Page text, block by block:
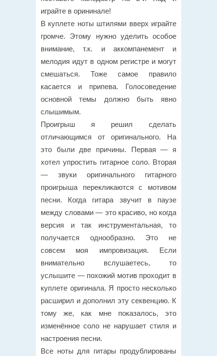
играйте в орининале!
В куплете ноты штилями вверх играйте
громче. Этому нужно уделить особое
внимание, т.к. и аккомпанемент и
мелодия идут в одном регистре и могут
смешаться. Тоже самое правило
касается и припева. Голосоведение
основной темы должно быть явно
слышимым.
Проигрыш я решил сделать
отличающимся от оригинального. На
это были две причины. Первая — я
хотел упростить гитарное соло. Вторая
— звуки оригинального гитарного
проигрыша перекликаются с мотивом
песни. Когда гитара звучит в паузе
между словами — это красиво, но когда
версия и так инструментальная, то
получается однообразно. Это не
совсем моя импровизация. Если
внимательно вслушаетесь, то
услышите — похожий мотив проходит в
куплете оригинала. Я просто несколько
расширил и дополнил эту секвенцию. К
тому же, как мне показалось, это
изменённое соло не нарушает стиля и
настроения песни.
Все ноты для гитары продублированы